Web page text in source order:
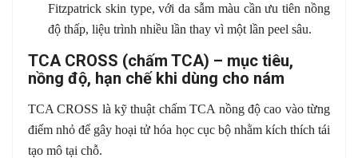
Fitzpatrick skin type, với da sẫm màu cần ưu tiên nồng
độ thấp, liệu trình nhiều lần thay vì một lần peel sâu.
TCA CROSS (chấm TCA) – mục tiêu,
nồng độ, hạn chế khi dùng cho nám
TCA CROSS là kỹ thuật chấm TCA nồng độ cao vào từng
điểm nhỏ để gây hoại tử hóa học cục bộ nhằm kích thích tái
tạo mô tại chỗ.